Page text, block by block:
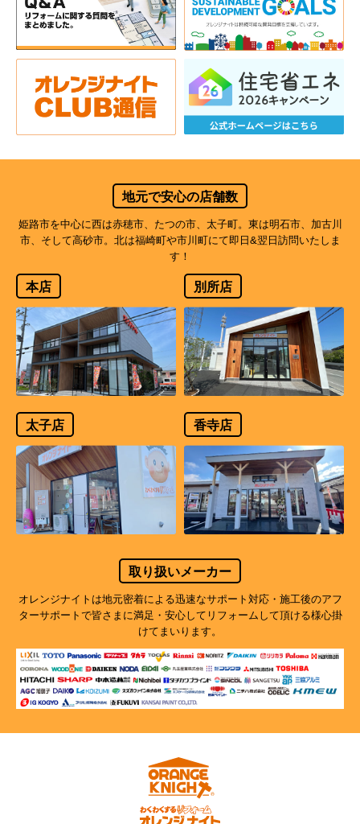
地元で安心の店舗数
姫路市を中心に西は赤穂市、たつの市、太子町。東は明石市、加古川
市、そして高砂市。北は福崎町や市川町にて即日&翌日訪問いたしま
す！
本店 別所店
太子店 香寺店
取り扱いメーカー
オレンジナイトは地元密着による迅速なサポート対応・施工後のアフ
ターサポートで皆さまに満足・安心してリフォームして頂ける様心掛
けてまいります。